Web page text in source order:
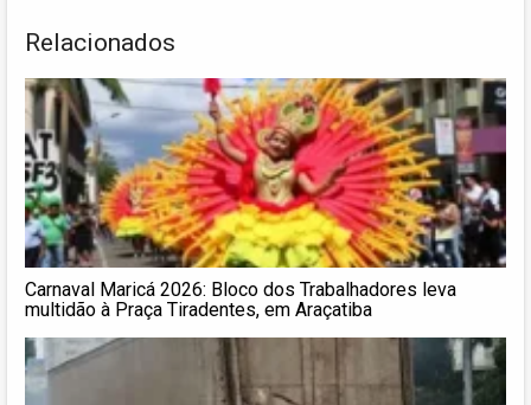
Relacionados
Carnaval Maricá 2026: Bloco dos Trabalhadores leva
multidão à Praça Tiradentes, em Araçatiba